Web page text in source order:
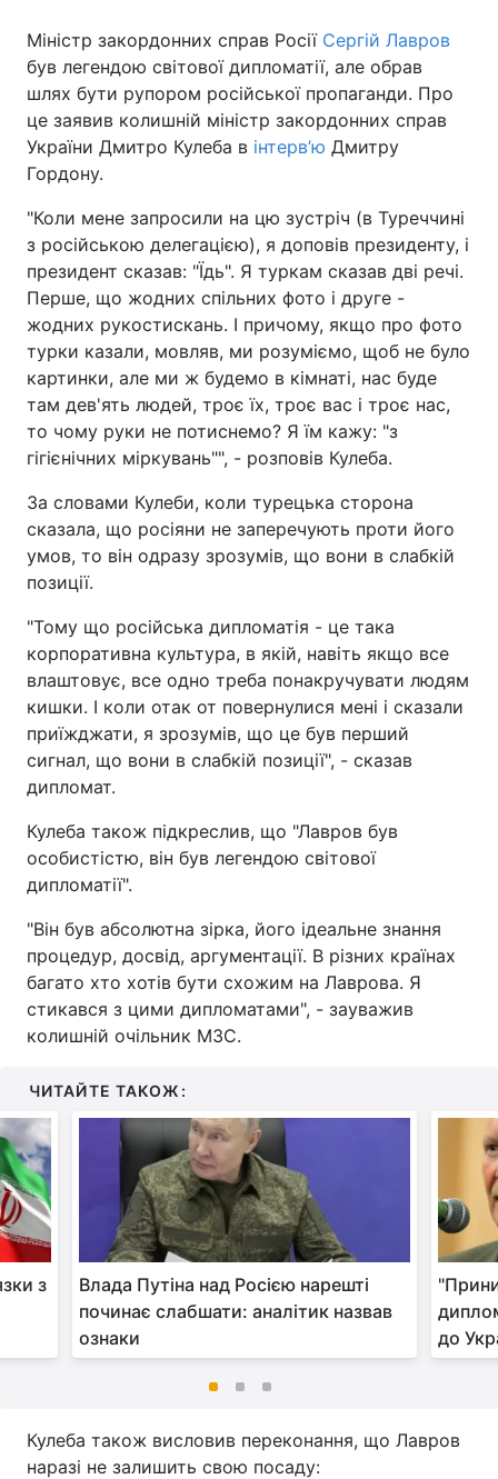
Міністр закордонних справ Росії Сергій Лавров
був легендою світової дипломатії, але обрав
шлях бути рупором російської пропаганди. Про
це заявив колишній міністр закордонних справ
України Дмитро Кулеба в інтерв’ю Дмитру
Гордону.
"Коли мене запросили на цю зустріч (в Туреччині
з російською делегацією), я доповів президенту, і
президент сказав: "Їдь". Я туркам сказав дві речі.
Перше, що жодних спільних фото і друге -
жодних рукостискань. І причому, якщо про фото
турки казали, мовляв, ми розуміємо, щоб не було
картинки, але ми ж будемо в кімнаті, нас буде
там дев'ять людей, троє їх, троє вас і троє нас,
то чому руки не потиснемо? Я їм кажу: "з
гігієнічних міркувань"", - розповів Кулеба.
За словами Кулеби, коли турецька сторона
сказала, що росіяни не заперечують проти його
умов, то він одразу зрозумів, що вони в слабкій
позиції.
"Тому що російська дипломатія - це така
корпоративна культура, в якій, навіть якщо все
влаштовує, все одно треба понакручувати людям
кишки. І коли отак от повернулися мені і сказали
приїжджати, я зрозумів, що це був перший
сигнал, що вони в слабкій позиції", - сказав
дипломат.
Кулеба також підкреслив, що "Лавров був
особистістю, він був легендою світової
дипломатії".
"Він був абсолютна зірка, його ідеальне знання
процедур, досвід, аргументації. В різних країнах
багато хто хотів бути схожим на Лаврова. Я
стикався з цими дипломатами", - зауважив
колишній очільник МЗС.
ЧИТАЙТЕ ТАКОЖ:
з
Влада Путіна над Росією нарешті
починає слабшати: аналітик назвав
ознаки
до
Кулеба також висловив переконання, що Лавров
наразі не залишить свою посаду: